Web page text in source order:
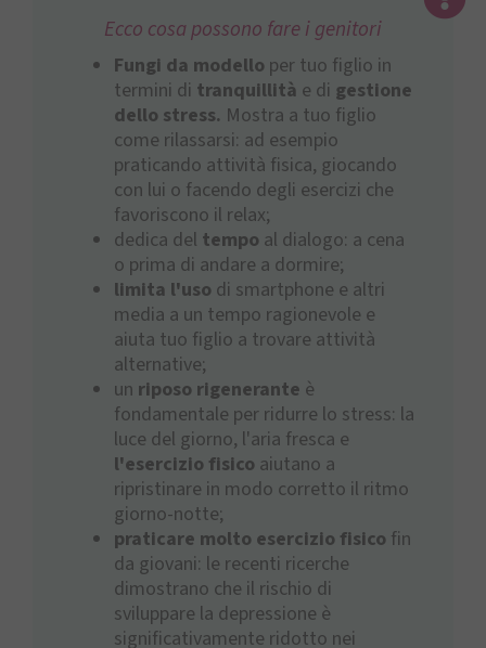
Ecco cosa possono fare i genitori
Fungi da modello per tuo figlio in
termini di tranquillità e di gestione
dello stress. Mostra a tuo figlio
come rilassarsi: ad esempio
praticando attività fisica, giocando
con lui o facendo degli esercizi che
favoriscono il relax;
dedica del tempo al dialogo: a cena
o prima di andare a dormire;
limita l'uso di smartphone e altri
media a un tempo ragionevole e
aiuta tuo figlio a trovare attività
alternative;
un riposo rigenerante è
fondamentale per ridurre lo stress: la
luce del giorno, l'aria fresca e
l'esercizio fisico aiutano a
ripristinare in modo corretto il ritmo
giorno-notte;
praticare molto esercizio fisico fin
da giovani: le recenti ricerche
dimostrano che il rischio di
sviluppare la depressione è
significativamente ridotto nei